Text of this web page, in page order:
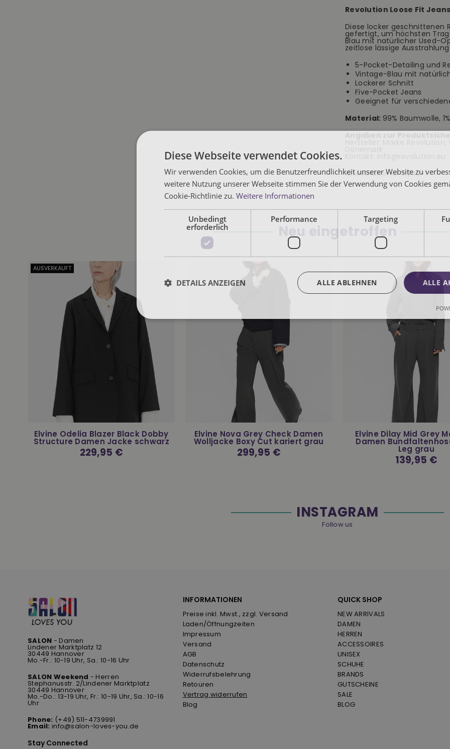
5
Hose
Herren
dunkelblau
5
Hose
Herren
dunkelblau
Revolution Loose Fit
Diese locker geschnittenen
gefertigt, um höchsten
Blau mit natürlicher Used-
zeitlose lässige
5-Pocket-Detailing und
Vintage-Blau mit
Lockerer Schnitt
Five-Pocket Jeans
Geeignet für
Material: 99% Baumwolle,
Hersteller: Marke
Artikelnummer:5242-1
AUSVERKAUFT
Elvine Odelia Blazer Black Dobby
Structure Damen Jacke schwarz
Normaler
Preis
229,95 €
Elvine Nova Grey Check Damen
Wolljacke Boxy Cut kariert grau
Normaler
Preis
299,95 €
Elvine Dilay Mid Grey
Damen
Leg grau
Normaler
Preis
139,95 €
INSTAGRAM
Follow us
SALON - Damen
Lindener Marktplatz 12
30449 Hannover
Mo.-Fr.: 10-19 Uhr, Sa.: 10-16 Uhr
SALON Weekend - Herren
Stephanusstr. 2/Lindener Marktplatz
30449 Hannover
Mo.-Do.: 13-19 Uhr, Fr.: 10-19 Uhr, Sa.: 10-16
Uhr
Phone: (+49) 511-4739991
Email: info@salon-loves-you.de
Stay Connected
INFORMATIONEN
Preise inkl. Mwst., zzgl. Versand
Laden/Öffnungzeiten
Impressum
Versand
AGB
Datenschutz
Widerrufsbelehrung
Retouren
Vertrag widerrufen
Blog
QUICK SHOP
NEW ARRIVALS
DAMEN
HERREN
ACCESSOIRES
UNISEX
SCHUHE
BRANDS
GUTSCHEINE
SALE
BLOG
Diese Webseite verwendet Cookies.
Wir verwenden Cookies, um die Benutzerfreundlichkeit unserer Website zu
weitere Nutzung unserer Webseite stimmen Sie der Verwendung von Cookies
Cookie-Richtlinie zu. Weitere Informationen
Unbedingt
erforderlich
Performance Targeting
ALLE
ALLE ABLEHNEN
DETAILS ANZEIGEN